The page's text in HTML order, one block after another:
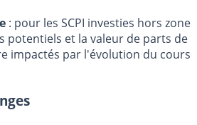
: pour les SCPI investies hors zone
potentiels et la valeur de parts de
impactés par l'évolution du cours